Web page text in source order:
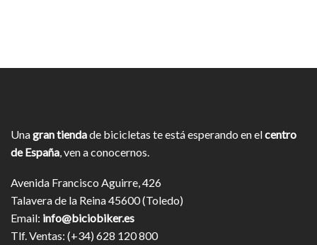
Unagran tiendade bicicletas te está esperando en elcentro
de España , ven a conocernos.
Avenida Francisco Aguirre, 426
Talavera de la Reina 45600 (Toledo)
Email: info@biciobiker.es
Tlf. Ventas: (+34) 628 120 800